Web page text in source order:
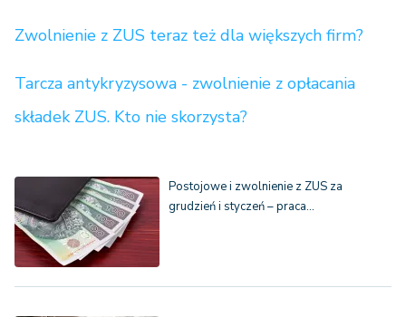
Zwolnienie z ZUS teraz też dla większych firm?
Tarcza antykryzysowa - zwolnienie z opłacania
składek ZUS. Kto nie skorzysta?
Postojowe i zwolnienie z ZUS za
grudzień i styczeń – praca…